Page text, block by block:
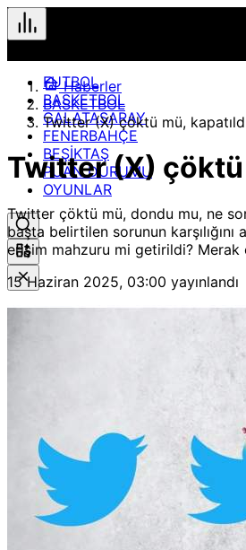
FUTBOL
BASKETBOL
GALATASARAY
FENERBAHÇE
BEŞİKTAŞ
PUAN DURUMU
OYUNLAR
Geçmiş veya gelecek maçları
Liglerde son görünüm!
Gazete Manşetleri
Günün manşetlerine göz atın!
Haberler
BASKETBOL
Twitter (X) çöktü mü,
Twitter (X) çöktü
Twitter çöktü mü, dondu mu, ne
başta belirtilen sorunun
erişim mahzuru mi getirildi?
15 Haziran 2025, 03:00 yayınlandı